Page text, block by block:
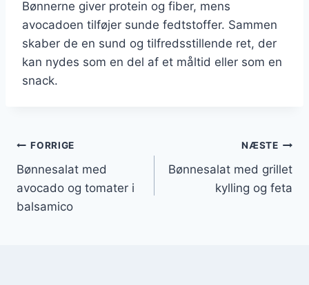
Bønnerne giver protein og fiber, mens
avocadoen tilføjer sunde fedtstoffer. Sammen
skaber de en sund og tilfredsstillende ret, der
kan nydes som en del af et måltid eller som en
snack.
Indlægsnavigation
FORRIGE
Bønnesalat med
avocado og tomater i
balsamico
NÆSTE
Bønnesalat med grillet
kylling og feta